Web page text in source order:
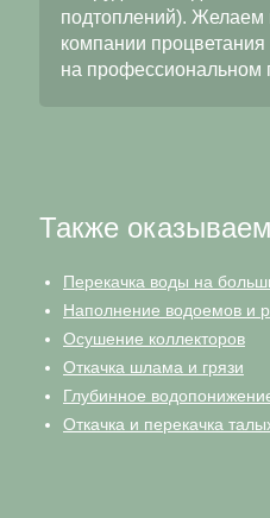
подтоплений).
компании процветания
на профессиональном
Также
Перекачка воды на
Наполнение водоемов и
Осушение коллекторов
Откачка шлама и грязи
Глубинное
Откачка и перекачка